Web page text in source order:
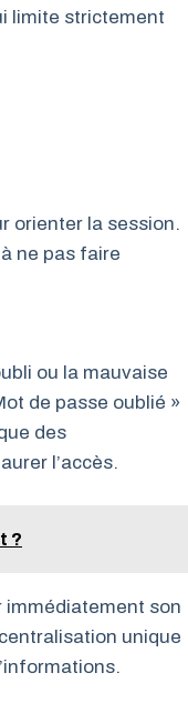
limite strictement
orienter la session.
ne pas faire
ou la mauvaise
de passe oublié »
des
l’accès.
?
immédiatement son
unique